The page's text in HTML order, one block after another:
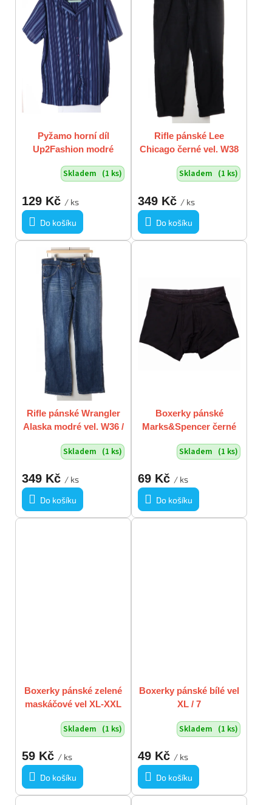
Pyžamo horní díl
Up2Fashion modré
Skladem (1 ks)
129 Kč / ks
Do košíku
Rifle pánské Lee
Chicago černé vel. W38
Skladem (1 ks)
349 Kč / ks
Do košíku
Rifle pánské Wrangler
Alaska modré vel. W36 /
Skladem (1 ks)
349 Kč / ks
Do košíku
Boxerky pánské
Marks&Spencer černé
Skladem (1 ks)
69 Kč / ks
Do košíku
Boxerky pánské zelené
maskáčové vel XL-XXL
Skladem (1 ks)
59 Kč / ks
Do košíku
Boxerky pánské bílé vel
XL / 7
Skladem (1 ks)
49 Kč / ks
Do košíku